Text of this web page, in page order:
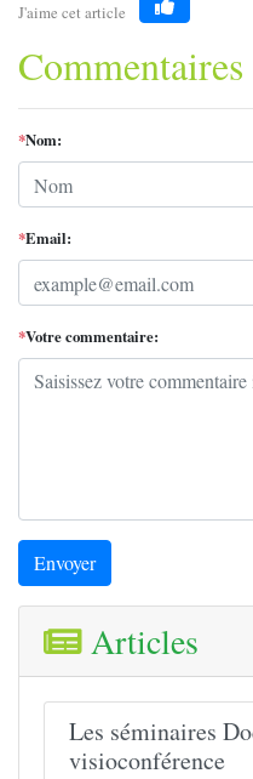
J'aime cet article
Like
Commentaires
*Nom:
*Email:
*Votre commentaire:
Envoyer
Articles
Les séminaires
visioconférence